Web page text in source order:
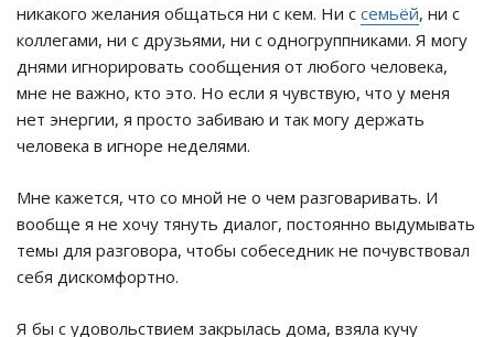
никакого желания общаться ни с кем. Ни с семьёй, ни с
коллегами, ни с друзьями, ни с одногруппниками. Я могу
днями игнорировать сообщения от любого человека,
мне не важно, кто это. Но если я чувствую, что у меня
нет энергии, я просто забиваю и так могу держать
человека в игноре неделями.
Мне кажется, что со мной не о чем разговаривать. И
вообще я не хочу тянуть диалог, постоянно выдумывать
темы для разговора, чтобы собеседник не почувствовал
себя дискомфортно.
Я бы с удовольствием закрылась дома, взяла кучу